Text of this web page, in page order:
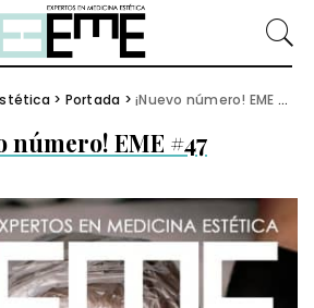
> Portada >¡Nuevo número! EME #47
número! EME #47